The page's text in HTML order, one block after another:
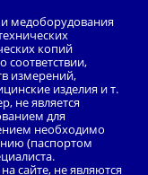
медоборудования
копий
соответствии,
измерений,
изделия и т.
не является
для
необходимо
(паспортом
сайте, не являются